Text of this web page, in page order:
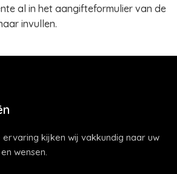
al in het aangifteformulier van de
invullen.
kijken wij vakkundig naar uw
wensen.